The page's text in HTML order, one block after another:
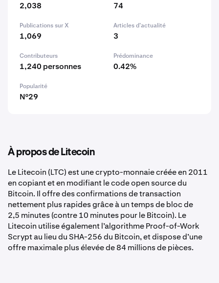
2,038 74
Publications sur X
1,069
Articles d’actualité
3
Contributeurs
1,240 personnes
Prédominance
0.42%
Popularité
N°29
À propos de Litecoin
Le Litecoin (LTC) est une crypto-monnaie créée en 2011
en copiant et en modifiant le code open source du
Bitcoin. Il offre des confirmations de transaction
nettement plus rapides grâce à un temps de bloc de
2,5 minutes (contre 10 minutes pour le Bitcoin). Le
Litecoin utilise également l’algorithme Proof-of-Work
Scrypt au lieu du SHA-256 du Bitcoin, et dispose d’une
offre maximale plus élevée de 84 millions de pièces.